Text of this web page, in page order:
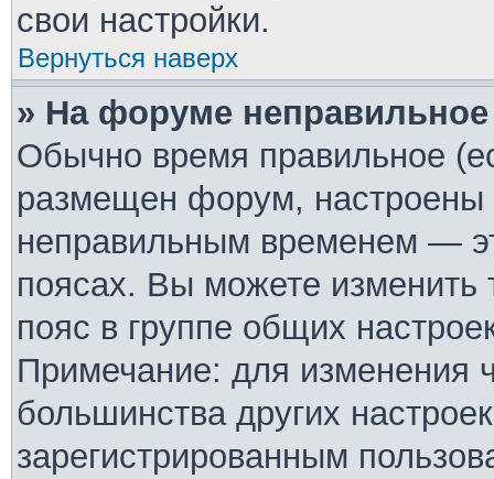
свои настройки.
Вернуться наверх
» На форуме
Обычно время правильное
размещен форум, настроены
неправильным временем —
поясах. Вы можете изменить
пояс в группе общих
Примечание: для изменения
большинства других
зарегистрированным